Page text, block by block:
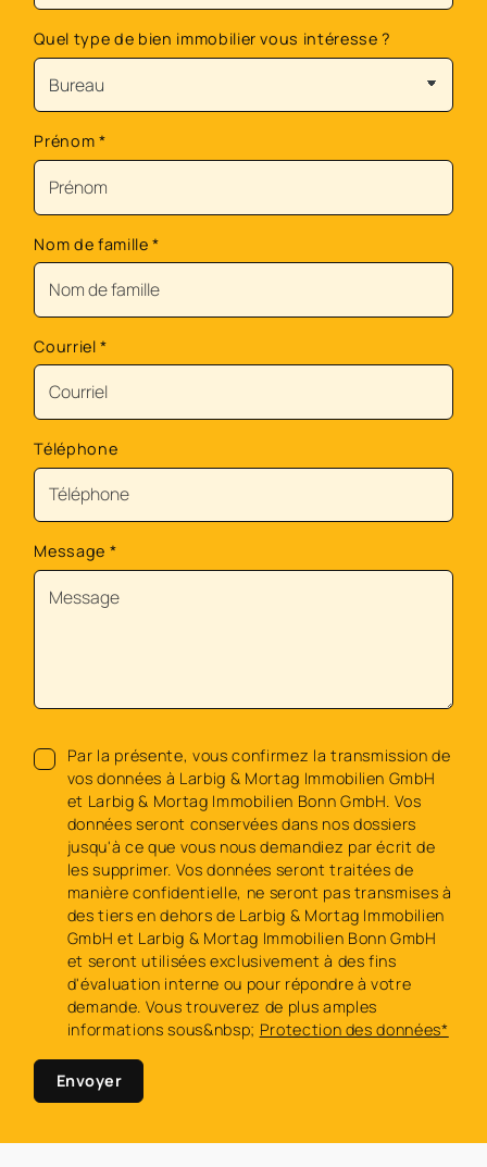
Quel type de bien immobilier vous intéresse ?
Prénom *
Nom de famille*
Courriel*
Téléphone
Message *
Par la présente, vous confirmez la transmission de
vos données à Larbig & Mortag Immobilien GmbH
et Larbig & Mortag Immobilien Bonn GmbH. Vos
données seront conservées dans nos dossiers
jusqu'à ce que vous nous demandiez par écrit de
les supprimer. Vos données seront traitées de
manière confidentielle, ne seront pas transmises à
des tiers en dehors de Larbig & Mortag Immobilien
GmbH et Larbig & Mortag Immobilien Bonn GmbH
et seront utilisées exclusivement à des fins
d'évaluation interne ou pour répondre à votre
demande. Vous trouverez de plus amples
informations sous&nbsp; Protection des données*
Envoyer